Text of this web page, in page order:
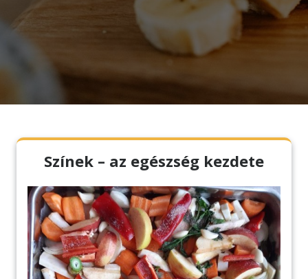
Színek – az egészség kezdete